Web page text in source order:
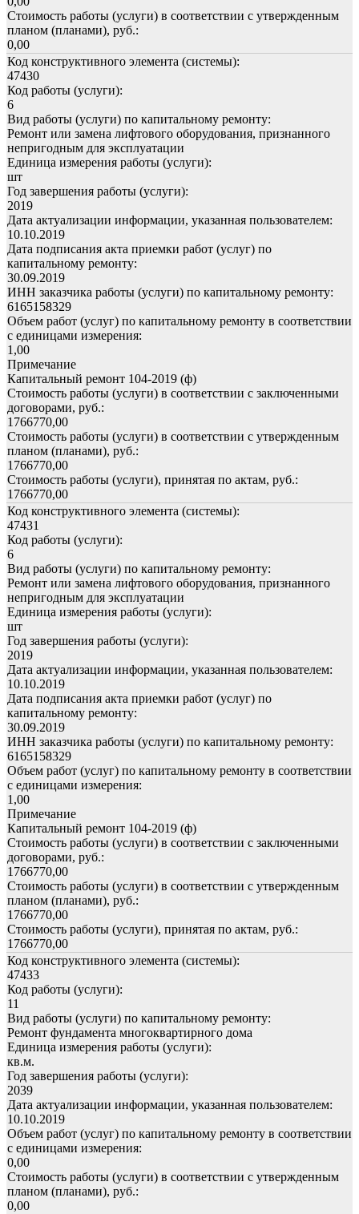
Стоимость работы (услуги) в соответствии с утвержденным
планом (планами), руб.:
0,00
Код конструктивного элемента (системы):
47430
Код работы (услуги):
6
Вид работы (услуги) по капитальному ремонту:
Ремонт или замена лифтового оборудования, признанного
непригодным для эксплуатации
Единица измерения работы (услуги):
шт
Год завершения работы (услуги):
2019
Дата актуализации информации, указанная пользователем:
10.10.2019
Дата подписания акта приемки работ (услуг) по
капитальному ремонту:
30.09.2019
ИНН заказчика работы (услуги) по капитальному ремонту:
6165158329
Объем работ (услуг) по капитальному ремонту в соответствии
с единицами измерения:
1,00
Примечание
Капитальный ремонт 104-2019 (ф)
Стоимость работы (услуги) в соответствии с заключенными
договорами, руб.:
1766770,00
Стоимость работы (услуги) в соответствии с утвержденным
планом (планами), руб.:
1766770,00
Стоимость работы (услуги), принятая по актам, руб.:
1766770,00
Код конструктивного элемента (системы):
47431
Код работы (услуги):
6
Вид работы (услуги) по капитальному ремонту:
Ремонт или замена лифтового оборудования, признанного
непригодным для эксплуатации
Единица измерения работы (услуги):
шт
Год завершения работы (услуги):
2019
Дата актуализации информации, указанная пользователем:
10.10.2019
Дата подписания акта приемки работ (услуг) по
капитальному ремонту:
30.09.2019
ИНН заказчика работы (услуги) по капитальному ремонту:
6165158329
Объем работ (услуг) по капитальному ремонту в соответствии
с единицами измерения:
1,00
Примечание
Капитальный ремонт 104-2019 (ф)
Стоимость работы (услуги) в соответствии с заключенными
договорами, руб.:
1766770,00
Стоимость работы (услуги) в соответствии с утвержденным
планом (планами), руб.:
1766770,00
Стоимость работы (услуги), принятая по актам, руб.:
1766770,00
Код конструктивного элемента (системы):
47433
Код работы (услуги):
11
Вид работы (услуги) по капитальному ремонту:
Ремонт фундамента многоквартирного дома
Единица измерения работы (услуги):
кв.м.
Год завершения работы (услуги):
2039
Дата актуализации информации, указанная пользователем:
10.10.2019
Объем работ (услуг) по капитальному ремонту в соответствии
с единицами измерения:
0,00
Стоимость работы (услуги) в соответствии с утвержденным
планом (планами), руб.:
0,00